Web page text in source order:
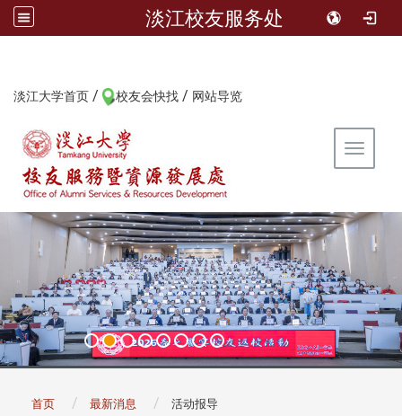
淡江校友服务处
淡江大学首页 / 校友会快找 / 网站导览
Toggle
首页 最新消息 活动报导